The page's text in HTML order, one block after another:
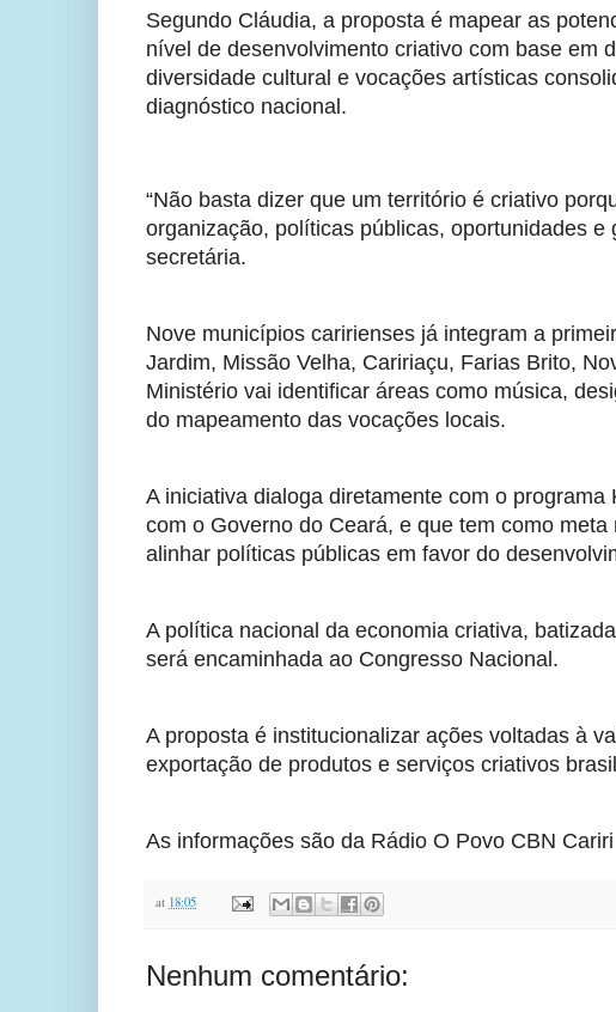
Segundo Cláudia, a proposta é mapear as
nível de desenvolvimento criativo com base em
diversidade cultural e vocações artísticas
diagnóstico nacional.
“Não basta dizer que um território é criativo
organização, políticas públicas, oportunidades
secretária.
Nove municípios caririenses já integram a
Jardim, Missão Velha, Caririaçu, Farias Brito,
Ministério vai identificar áreas como música,
do mapeamento das vocações locais.
A iniciativa dialoga diretamente com o
com o Governo do Ceará, e que tem como
alinhar políticas públicas em favor do
A política nacional da economia criativa,
será encaminhada ao Congresso Nacional.
A proposta é institucionalizar ações voltadas à
exportação de produtos e serviços criativos
As informações são da Rádio O Povo CBN Cariri
at 18:05
Nenhum comentário: